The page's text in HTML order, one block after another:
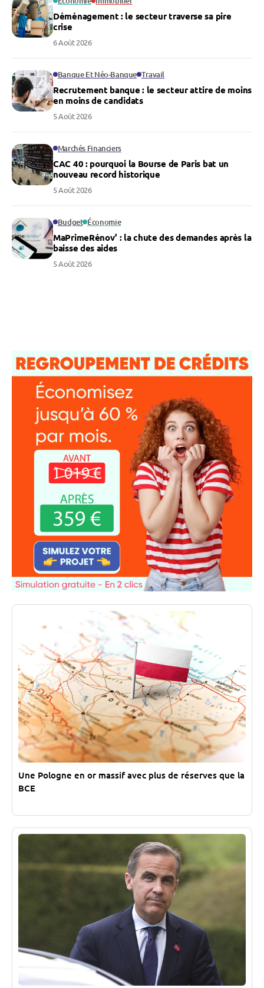
Déménagement : le secteur traverse sa pire
crise
6 Août 2026
Banque Et Néo-Banque Travail
Recrutement banque : le secteur attire de moins
en moins de candidats
5 Août 2026
Marchés Financiers
CAC 40 : pourquoi la Bourse de Paris bat un
nouveau record historique
5 Août 2026
Budget Économie
MaPrimeRénov’ : la chute des demandes après la
baisse des aides
5 Août 2026
Une Pologne en or massif avec plus de réserves que la
BCE